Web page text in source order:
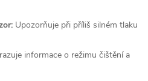
Upozorňuje při příliš silném tlaku
informace o režimu čištění a